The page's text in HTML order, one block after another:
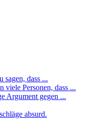
sagen, dass ...
viele Personen, dass ...
Argument gegen ...
absurd.